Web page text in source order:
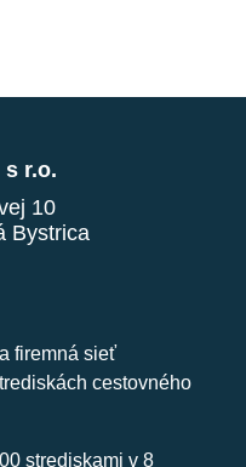
s r.o.
10
Bystrica
firemná sieť
cestovného
strediskami v 8